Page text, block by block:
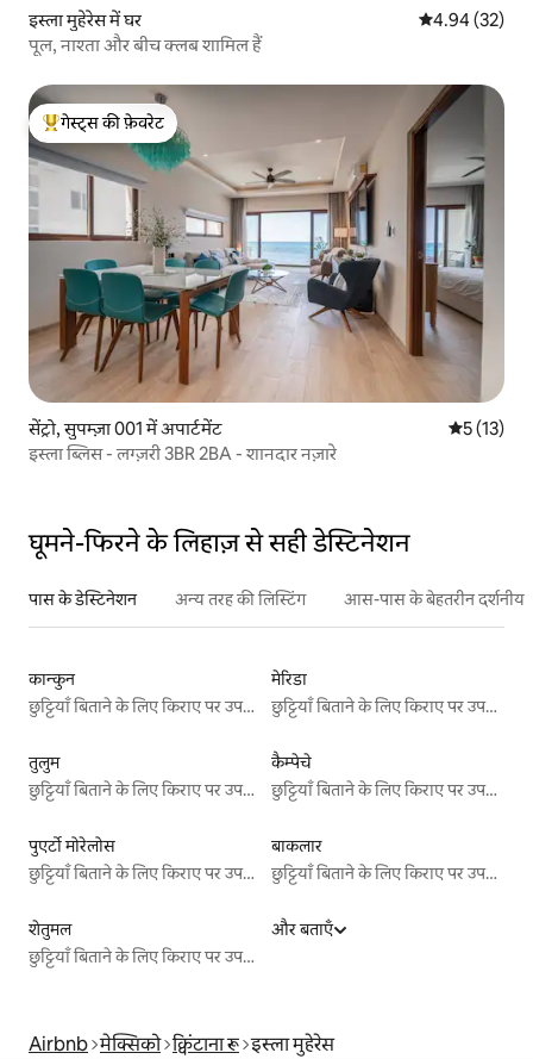
इस्ला मुहेरेस में घर औसत रेटिंग 5 में
4.94 (32)
पूल, नाश्ता और बीच क्लब शामिल हैं
गेस्ट्स का टॉप फ़ेवरेट
गेस्ट्स की फ़ेवरेट
सेंट्रो, सुपम्ज़ा 001 में अपार्टमेंट औसत रेटिंग
5 (13)
इस्ला ब्लिस - लग्ज़री 3BR 2BA - शानदार नज़ारे
घूमने-फिरने के लिहाज़ से सही डेस्टिनेशन
पास के डेस्टिनेशन अन्य तरह की लिस्टिंग आस-पास के बेहतरीन दर्शनीय
कान्कुन
छुट्टियाँ बिताने के लिए किराए पर उपलब्ध जगहें
मेरिडा
छुट्टियाँ बिताने के लिए किराए पर उपलब्ध जगहें
तुलुम
छुट्टियाँ बिताने के लिए किराए पर उपलब्ध जगहें
कैम्पेचे
छुट्टियाँ बिताने के लिए किराए पर उपलब्ध जगहें
पुएर्टो मोरेलोस
छुट्टियाँ बिताने के लिए किराए पर उपलब्ध जगहें
बाकलार
छुट्टियाँ बिताने के लिए किराए पर उपलब्ध जगहें
शेतुमल
छुट्टियाँ बिताने के लिए किराए पर उपलब्ध जगहें
और बताएँ
Airbnb मेक्सिको क्विंटाना रू इस्ला मुहेरेस